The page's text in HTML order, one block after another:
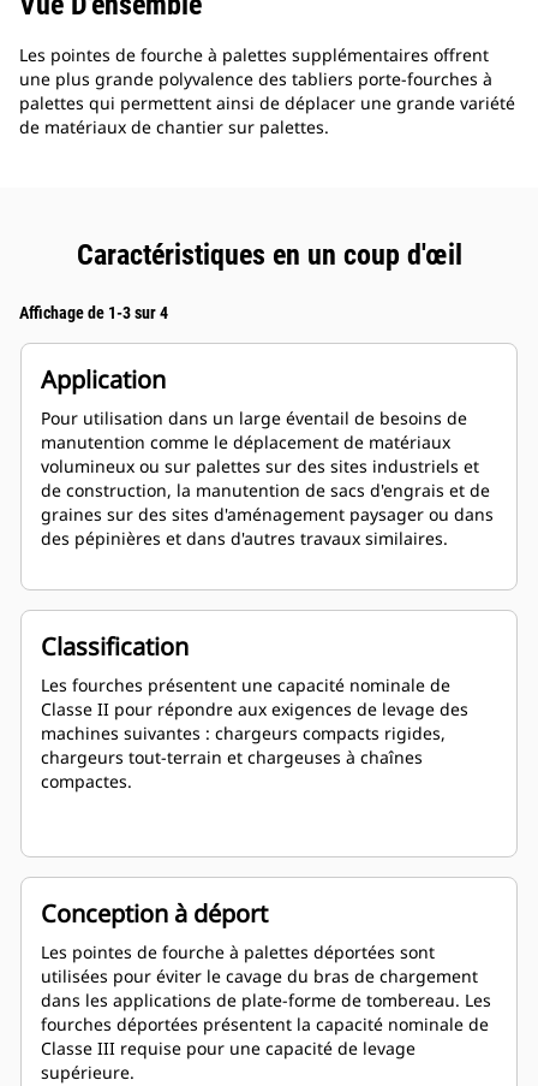
Les pointes de fourche à palettes supplémentaires offrent
une plus grande polyvalence des tabliers porte-fourches à
palettes qui permettent ainsi de déplacer une grande variété
de matériaux de chantier sur palettes.
Caractéristiques en un coup d'œil
Affichage de 1-3 sur 4
Application
Pour utilisation dans un large éventail de besoins de
manutention comme le déplacement de matériaux
volumineux ou sur palettes sur des sites industriels et
de construction, la manutention de sacs d'engrais et de
graines sur des sites d'aménagement paysager ou dans
des pépinières et dans d'autres travaux similaires.
Classification
Les fourches présentent une capacité nominale de
Classe II pour répondre aux exigences de levage des
machines suivantes : chargeurs compacts rigides,
chargeurs tout-terrain et chargeuses à chaînes
compactes.
Conception à déport
Les pointes de fourche à palettes déportées sont
utilisées pour éviter le cavage du bras de chargement
dans les applications de plate-forme de tombereau. Les
fourches déportées présentent la capacité nominale de
Classe III requise pour une capacité de levage
supérieure.